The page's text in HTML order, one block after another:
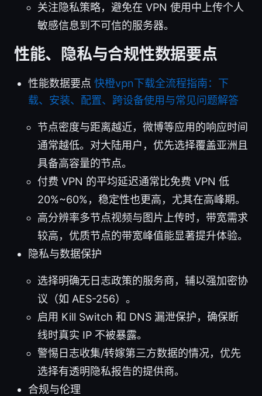
关注隐私策略，避免在 VPN 使用中上传个人
敏感信息到不可信的服务器。
性能、隐私与合规性数据要点
性能数据要点 快橙vpn下载全流程指南：下
载、安装、配置、跨设备使用与常见问题解答
节点密度与距离越近，微博等应用的响应时间
通常越低。对大陆用户，优先选择覆盖亚洲且
具备高容量的节点。
付费 VPN 的平均延迟通常比免费 VPN 低
20%~60%，稳定性也更高，尤其在高峰期。
高分辨率多节点视频与图片上传时，带宽需求
较高，优质节点的带宽峰值能显著提升体验。
隐私与数据保护
选择明确无日志政策的服务商，辅以强加密协
议（如 AES-256）。
启用 Kill Switch 和 DNS 漏泄保护，确保断
线时真实 IP 不被暴露。
警惕日志收集/转嫁第三方数据的情况，优先
选择有透明隐私报告的提供商。
合规与伦理